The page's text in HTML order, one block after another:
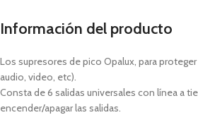
Información del producto
Los supresores de pico Opalux, para
audio, video, etc).
Consta de 6 salidas universales con línea a
encender/apagar las salidas.